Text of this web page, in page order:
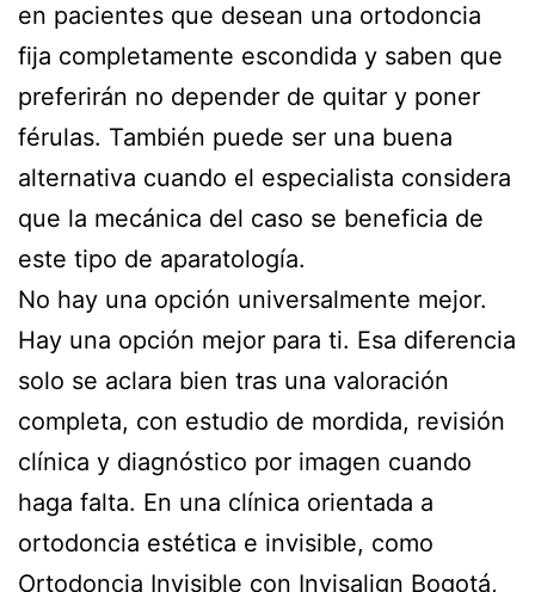
en pacientes que desean una ortodoncia
fija completamente escondida y saben que
preferirán no depender de quitar y poner
férulas. También puede ser una buena
alternativa cuando el especialista considera
que la mecánica del caso se beneficia de
este tipo de aparatología.
No hay una opción universalmente mejor.
Hay una opción mejor para ti. Esa diferencia
solo se aclara bien tras una valoración
completa, con estudio de mordida, revisión
clínica y diagnóstico por imagen cuando
haga falta. En una clínica orientada a
ortodoncia estética e invisible, como
Ortodoncia Invisible con Invisalign Bogotá,